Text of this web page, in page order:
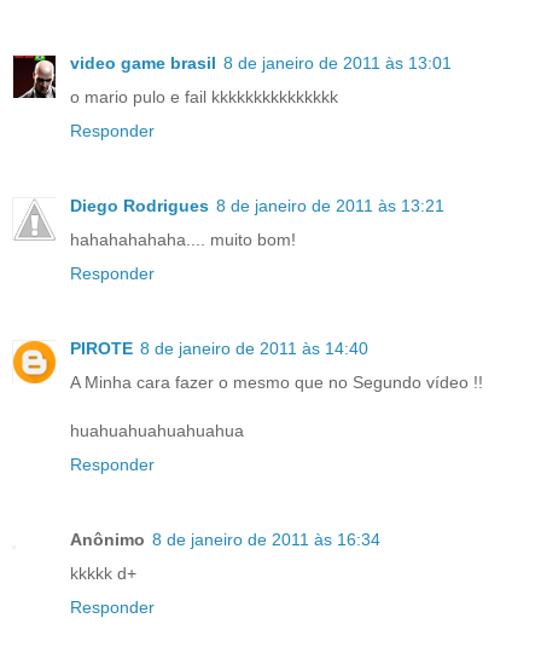
video game brasil 8 de janeiro de 2011 às 13:01
o mario pulo e fail kkkkkkkkkkkkkkk
Responder
Diego Rodrigues 8 de janeiro de 2011 às 13:21
hahahahahaha.... muito bom!
Responder
PIROTE 8 de janeiro de 2011 às 14:40
A Minha cara fazer o mesmo que no Segundo vídeo !!
huahuahuahuahuahua
Responder
Anônimo 8 de janeiro de 2011 às 16:34
kkkkk d+
Responder